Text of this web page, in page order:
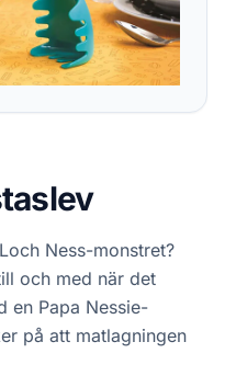
Ness-monstret?
och med när det
en Papa Nessie-
på att matlagningen